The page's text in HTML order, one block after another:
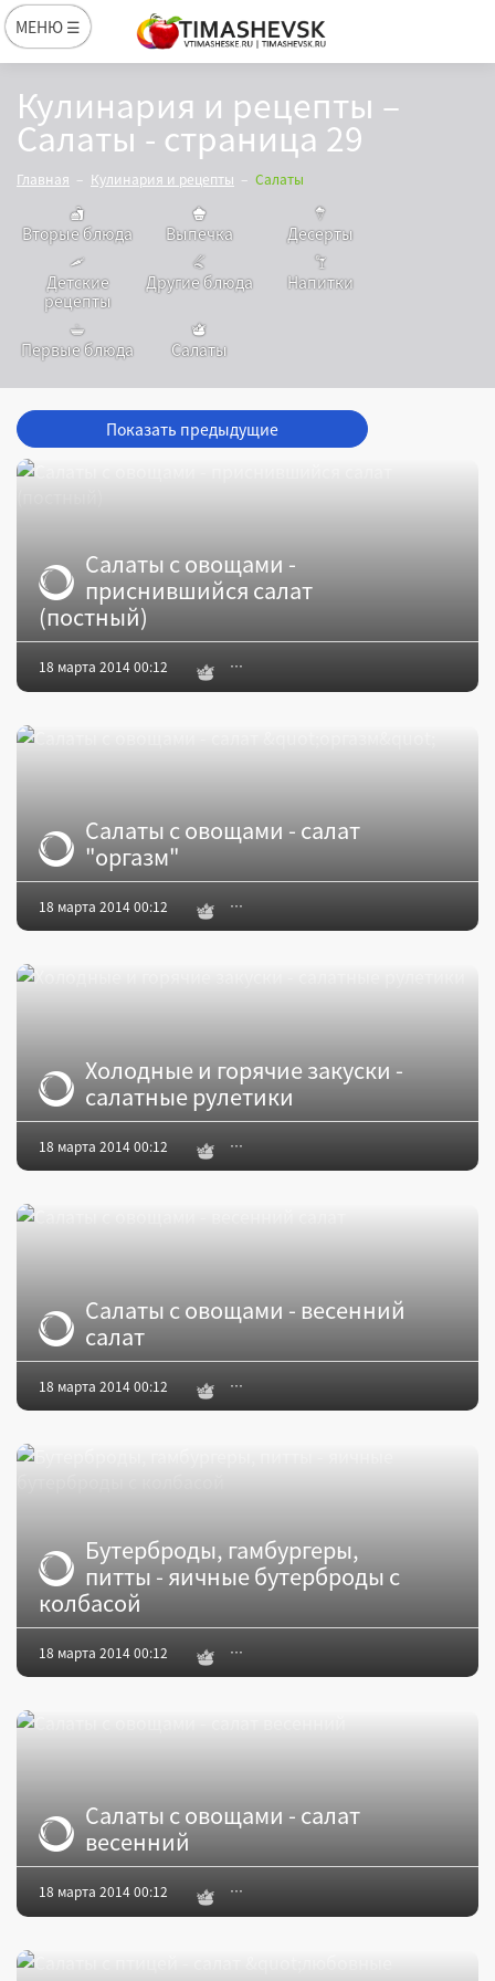
МЕНЮ ☰
Кулинария и рецепты –
Салаты - страница 29
Главная Кулинария и рецепты Салаты
Вторые блюда Выпечка Десерты
Детские
рецепты
Другие блюда Напитки
Первые блюда Салаты
Показать предыдущие
Салаты с овощами -
приснившийся салат
(постный)
18 марта 2014 00:12
Салаты с овощами - салат
"оргазм"
18 марта 2014 00:12
Холодные и горячие закуски -
салатные рулетики
18 марта 2014 00:12
Салаты с овощами - весенний
салат
18 марта 2014 00:12
Бутерброды, гамбургеры,
питты - яичные бутерброды с
колбасой
18 марта 2014 00:12
Салаты с овощами - салат
весенний
18 марта 2014 00:12